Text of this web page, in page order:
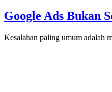
Google Ads Bukan
Kesalahan paling umum adalah